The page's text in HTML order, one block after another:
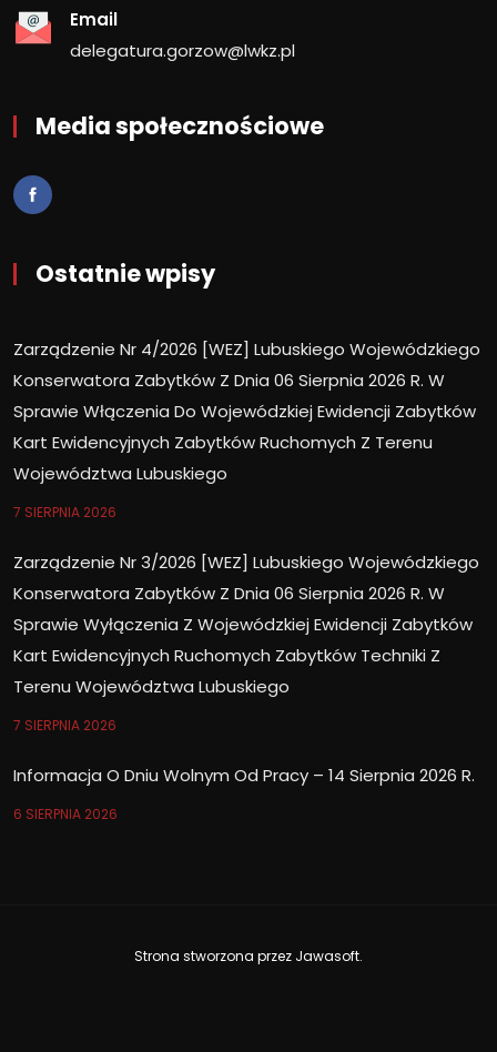
Email
delegatura.gorzow@lwkz.pl
Media społecznościowe
Ostatnie wpisy
Zarządzenie Nr 4/2026 [WEZ] Lubuskiego Wojewódzkiego
Konserwatora Zabytków Z Dnia 06 Sierpnia 2026 R. W
Sprawie Włączenia Do Wojewódzkiej Ewidencji Zabytków
Kart Ewidencyjnych Zabytków Ruchomych Z Terenu
Województwa Lubuskiego
7 SIERPNIA 2026
Zarządzenie Nr 3/2026 [WEZ] Lubuskiego Wojewódzkiego
Konserwatora Zabytków Z Dnia 06 Sierpnia 2026 R. W
Sprawie Wyłączenia Z Wojewódzkiej Ewidencji Zabytków
Kart Ewidencyjnych Ruchomych Zabytków Techniki Z
Terenu Województwa Lubuskiego
7 SIERPNIA 2026
Informacja O Dniu Wolnym Od Pracy – 14 Sierpnia 2026 R.
6 SIERPNIA 2026
Strona stworzona przez Jawasoft.